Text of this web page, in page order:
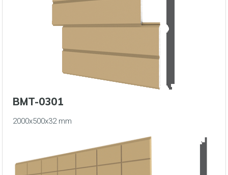
BMT-0301
2000x500x32 mm